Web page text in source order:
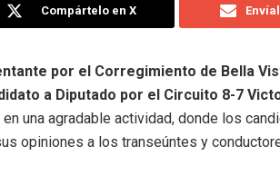
Compártelo en X
por el Corregimiento de Bella
a Diputado por el Circuito 8-7
una agradable actividad, donde los
opiniones a los transeúntes y